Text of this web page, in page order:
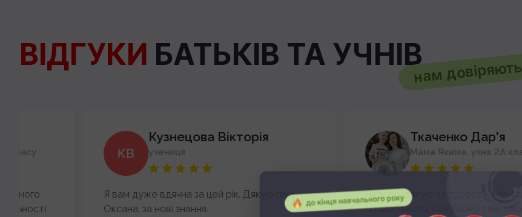
ВІДГУКИ БАТЬКІВ ТА УЧНІВнам довіряють
Кузнецова Вікторія
учениця
Я вам дуже вдячна за цей рік. Дякую пані
Оксана, за нові знання.
Ткаченко Дар'я
Мама Якима, учня 2A класу
Чудово, дякую за турботу. Мені як мамі все
сподобалося, бачу йому теж цікаво,